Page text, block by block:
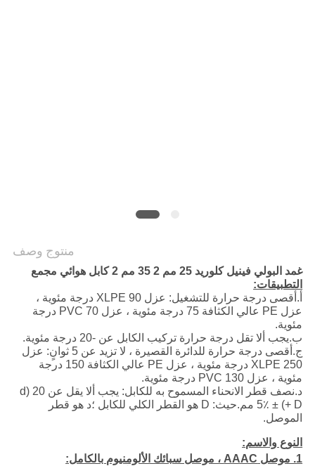
منتوج وصف
غمد البولي فينيل كلوريد 25 مم 2 35 مم 2 كابل هوائي مجمع
التطبيقات:
أ.أقصى درجة حرارة للتشغيل: عزل XLPE 90 درجة مئوية ،
عزل PE عالي الكثافة 75 درجة مئوية ، عزل PVC 70 درجة
مئوية.
ب.يجب ألا تقل درجة حرارة تركيب الكابل عن -20 درجة مئوية.
ج.أقصى درجة حرارة للدائرة القصيرة ، لا تزيد عن 5 ثوانٍ: عزل
XLPE 250 درجة مئوية ، عزل PE عالي الكثافة 150 درجة
مئوية ، عزل PVC 130 درجة مئوية.
د.نصف قطر الانحناء المسموح به للكابل: يجب ألا يقل عن 20 (d
+ D) ± 5٪ مم.حيث: D هو القطر الكلي للكابل ؛د هو قطر
الموصل.
النوع والاسم:
1. موصل AAAC ، موصل سبائك الألومنيوم بالكامل: